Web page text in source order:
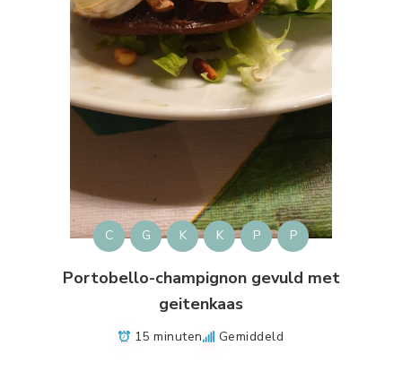
C G K K P P
Portobello-champignon gevuld met
geitenkaas
15 minuten Gemiddeld